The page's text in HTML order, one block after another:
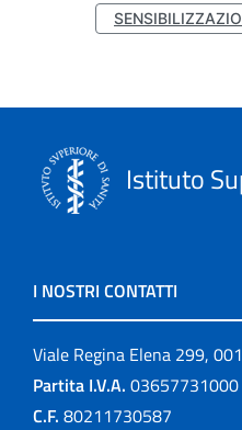
Istituto
I NOSTRI CONTATTI
Viale Regina Elena 299,
Partita I.V.A. 03657731000
C.F. 80211730587